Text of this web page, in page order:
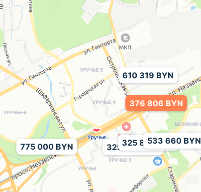
325 800 BYN
325 800 BYN
610 319 BYN
775 000 BYN
533 660 BYN
376 806 BYN